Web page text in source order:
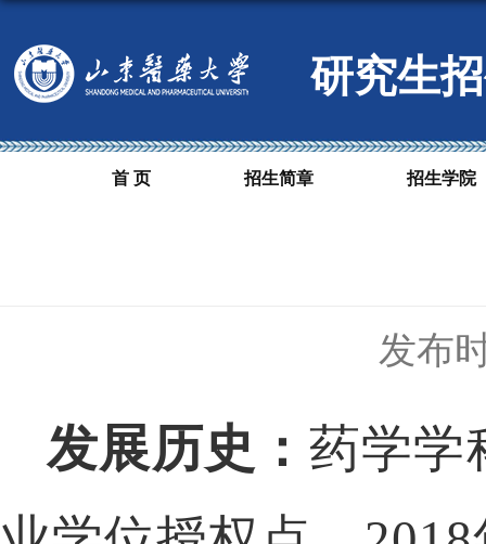
研究生
首 页 招生简章 招生学院
发布
发展历史： 药学学